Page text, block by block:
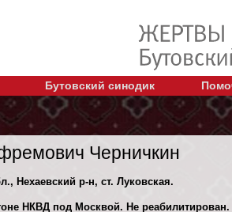
Бутовский синодик
Черничкин
Нехаевский р-н, ст. Луковская.
НКВД под Москвой. Не реабилитирован.